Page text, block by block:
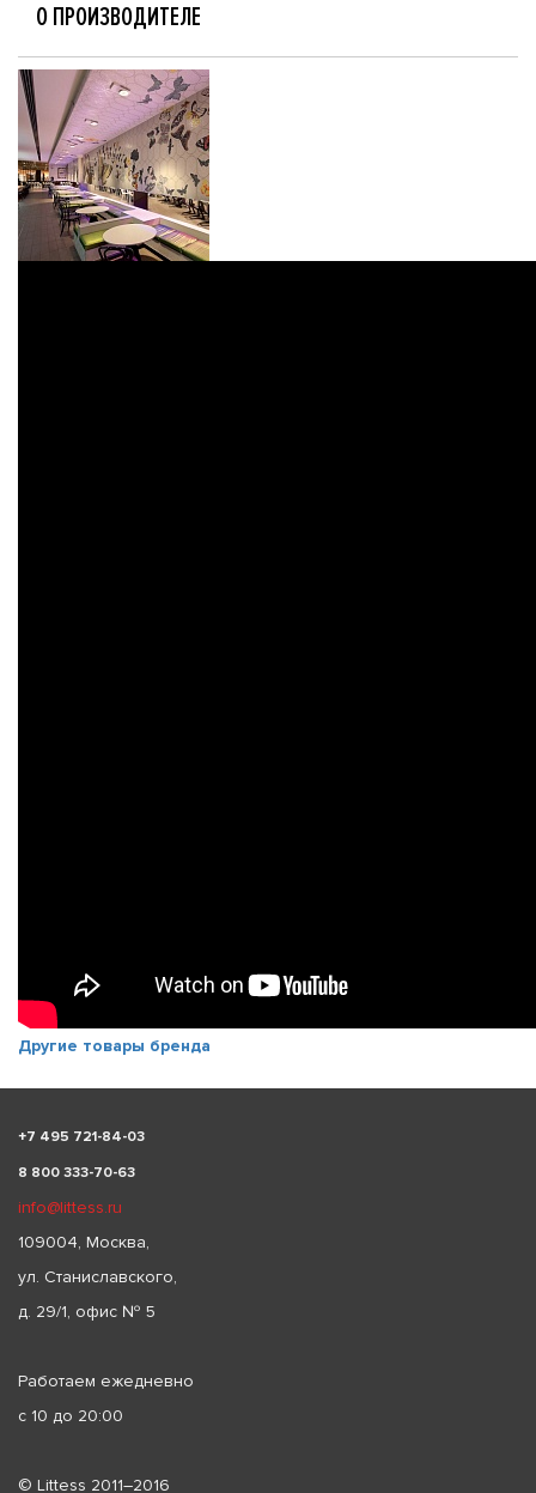
О ПРОИЗВОДИТЕЛЕ
Другие товары бренда
+7 495 721-84-03
8 800 333-70-63
info@littess.ru
109004, Москва,
ул. Станиславского,
д. 29/1, офис № 5
Работаем ежедневно
с 10 до 20:00
© Littess 2011–2016